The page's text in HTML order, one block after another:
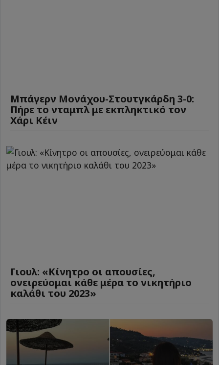
Μπάγερν Μονάχου-Στουτγκάρδη 3-0:
Πήρε το νταμπλ με εκπληκτικό τον
Χάρι Κέιν
Γιουλ: «Κίνητρο οι απουσίες,
ονειρεύομαι κάθε μέρα το νικητήριο
καλάθι του 2023»